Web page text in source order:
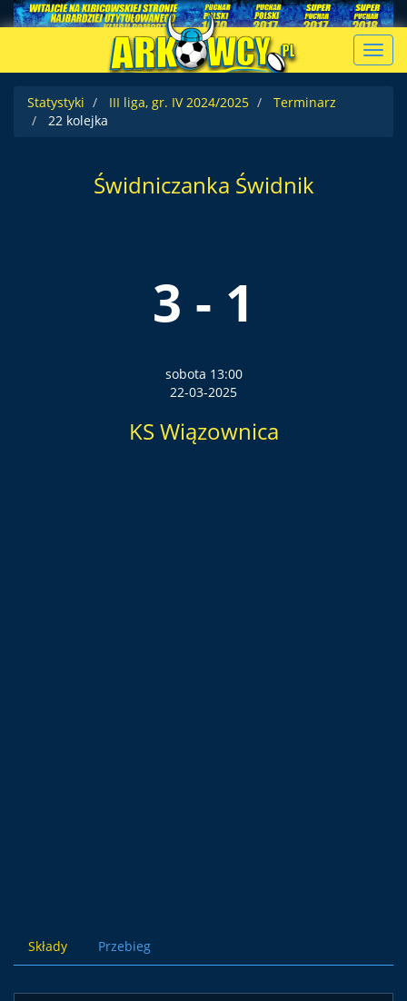
Statystyki
III liga, gr. IV 2024/2025
Terminarz
22 kolejka
Świdniczanka Świdnik
3 - 1
sobota 13:00
22-03-2025
KS Wiązownica
Składy Przebieg